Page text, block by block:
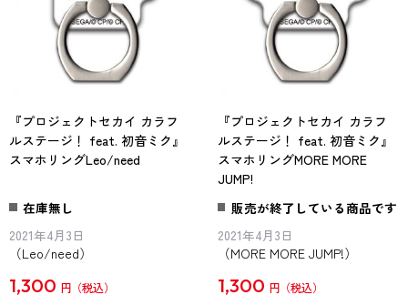
『プロジェクトセカイ カラフ
ルステージ！ feat. 初音ミク』
スマホリングLeo/need
在庫無し
2021年4月3日
（Leo/need）
1,300 円
『プロジェクトセカイ カラフ
ルステージ！ feat. 初音ミク』
スマホリングMORE MORE
JUMP!
販売が終了している商品です
2021年4月3日
（MORE MORE JUMP!）
1,300 円